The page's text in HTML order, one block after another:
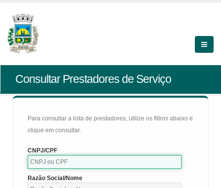
Consultar Prestadores de Serviço
Para consultar a lista de prestadores, utilize os filtros abaixo e
clique em consultar.
CNPJ/CPF
Razão Social/Nome